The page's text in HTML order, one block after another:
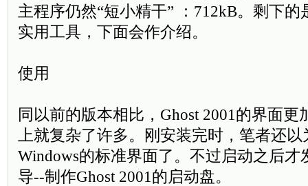
主程序仍然“短小精干” ：712kB。剩下的
实用工具，下面会作介绍。
使用
同以前的版本相比，Ghost 2001的界面
上就复杂了许多。刚安装完时，笔者还以
Windows的标准界面了。不过启动之后才
导--制作Ghost 2001的启动盘。